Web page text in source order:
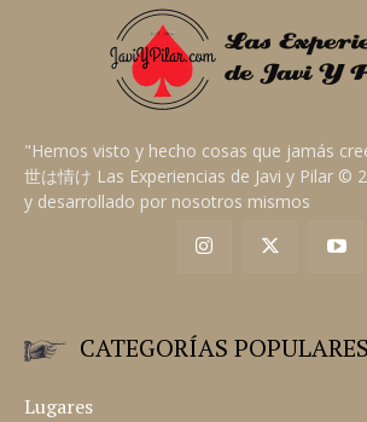
"Hemos visto y hecho cosas que jamás
世は情け Las Experiencias de Javi y Pilar ©
y desarrollado por nosotros mismos
CATEGORÍAS POPULARES
Lugares